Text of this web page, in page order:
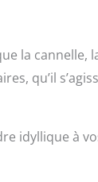
la cannelle,
qu’il
idyllique à